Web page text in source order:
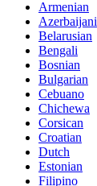
Armenian
Azerbaijani
Belarusian
Bengali
Bosnian
Bulgarian
Cebuano
Chichewa
Corsican
Croatian
Dutch
Estonian
Filipino